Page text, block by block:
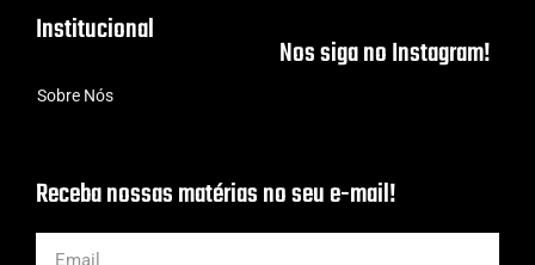
Institucional
Sobre Nós
Nos siga no Instagram!
Receba nossas matérias no seu e-mail!